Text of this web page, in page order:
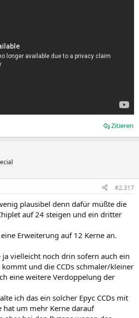
Zitieren
#2.317
plausibel denn dafür müßte die
auf 24 steigen und ein dritter
Erweiterung auf 12 Kerne an.
vielleicht noch drin sofern auch ein
und die CCDs schmaler/kleiner
eine weitere Verdoppelung der
ich das ein solcher Epyc CCDs mit
hat um mehr Kerne darauf